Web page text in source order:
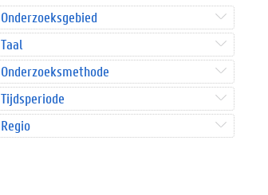
Onderzoeksgebied
Taal
Onderzoeksmethode
Tijdsperiode
Regio